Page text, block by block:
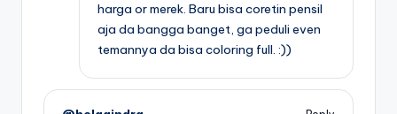
harga or merek. Baru bisa coretin pensil
aja da bangga banget, ga peduli even
temannya da bisa coloring full. :))